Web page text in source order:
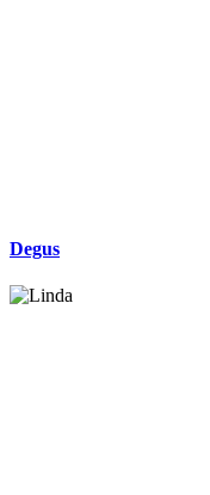
Degus